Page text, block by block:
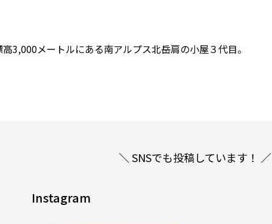
3,000メートルにある南アルプス北岳肩の小屋３代目。
＼ SNSでも投稿しています！ ／
Instagram